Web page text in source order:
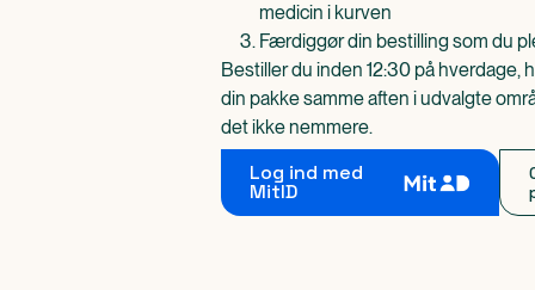
medicin i kurven
Færdiggør din bestilling som du
Bestiller du inden 12:30 på hverdage,
din pakke samme aften i udvalgte
det ikke nemmere.
Log ind med
MitID